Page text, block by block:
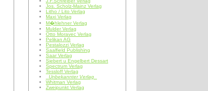
Jos. Scholz-Mainz Verlag
Litho / Lito Verlag
Maxi Verlag
M�hlehner Verlag
Mulder Verlag
Otto Moravec Verlag
Pelikan AG
Pestalozzi Verlag
Saalfield Publishing
Saar Verlag
Siebert u Engelbert Dessart
Spectrum Verlag
Tessloff Verlag
Unbekannter Verlag
Whitman Verlag
Zweipunkt Verlag